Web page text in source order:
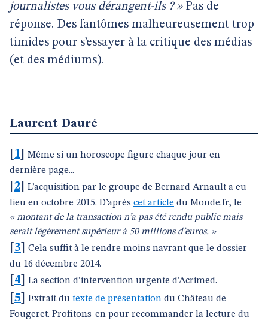
journalistes vous dérangent-ils ? » Pas de
réponse. Des fantômes malheureusement trop
timides pour s’essayer à la critique des médias
(et des médiums).
Laurent Dauré
1
Même si un horoscope figure chaque jour en
dernière page...
2
L’acquisition par le groupe de Bernard Arnault a eu
lieu en octobre 2015. D’après cet article du Monde.fr, le
« montant de la transaction n’a pas été rendu public mais
serait légèrement supérieur à 50 millions d’euros. »
3
Cela suffit à le rendre moins navrant que le dossier
du 16 décembre 2014.
4 La section d’intervention urgente d’Acrimed.
5 Extrait du texte de présentation du Château de
Fougeret. Profitons-en pour recommander la lecture du